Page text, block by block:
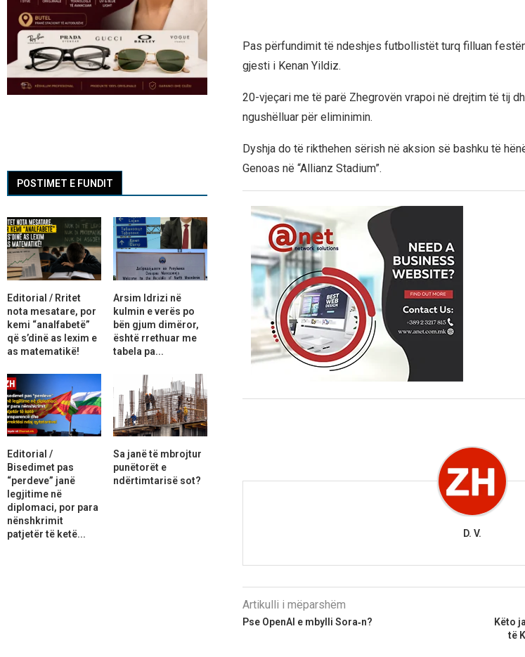
Pas përfundimit të ndeshjes futbollistët turq filluan
gjesti i Kenan Yildiz.
20-vjeçari me të parë Zhegrovën vrapoi në drejtim të tij
ngushëlluar për eliminimin.
Dyshja do të rikthehen sërish në aksion së bashku të
Genoas në “Allianz Stadium”.
D. V.
Artikulli i mëparshëm
Pse OpenAI e mbylli Sora‑n?
Këto
të
POSTIMET E FUNDIT
Editorial / Rritet
nota mesatare, por
kemi “analfabetë”
që s’dinë as lexim e
as matematikë!
Arsim Idrizi në
kulmin e verës po
bën gjum dimëror,
është rrethuar me
tabela pa...
Editorial /
Bisedimet pas
“perdeve” janë
legjitime në
diplomaci, por para
nënshkrimit
patjetër të ketë...
Sa janë të mbrojtur
punëtorët e
ndërtimtarisë sot?